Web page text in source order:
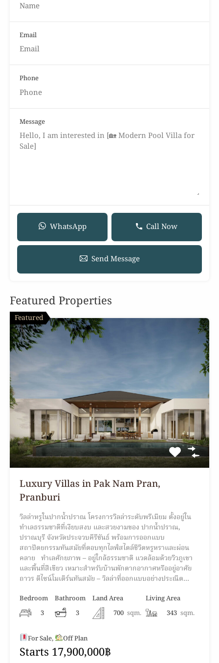
Email
Phone
Message
WhatsApp Call Now
Send Message
Featured Properties
Featured
Luxury Villas in Pak Nam Pran,
Pranburi
วิลล่าหรูในปากน้ำปราณ โครงการวิลล่าระดับพรีเมียม ตั้งอยู่ใน
ทำเลธรรมชาติที่เงียบสงบ และสวยงามของ ปากน้ำปราณ,
ปราณบุรี จังหวัดประจวบคีรีขันธ์ พร้อมการออกแบบ
สถาปัตยกรรมทันสมัยที่ตอบทุกไลฟ์สไตล์ชีวิตหรูหราและผ่อน
คลาย ทำเลศักยภาพ – อยู่ใกล้ธรรมชาติ แวดล้อมด้วยวิวภูเขา
และพื้นที่สีเขียว เหมาะสำหรับบ้านพักตากอากาศหรืออยู่อาศัย
ถาวร ดีไซน์โมเดิร์นทันสมัย – วิลล่าที่ออกแบบอย่างประณีต…
Bedroom
3
Bathroom
3
Land Area
700 sqm.
Living Area
343 sqm.
For Sale, Off Plan
Starts 17,900,000฿